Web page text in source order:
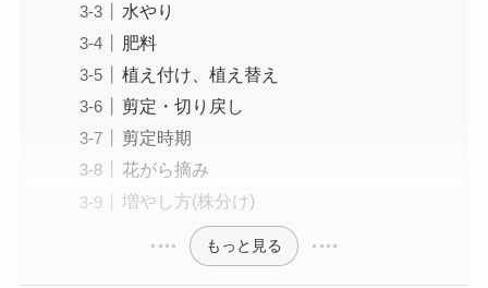
水やり
肥料
植え付け、植え替え
剪定・切り戻し
剪定時期
花がら摘み
増やし方(株分け)
もっと見る